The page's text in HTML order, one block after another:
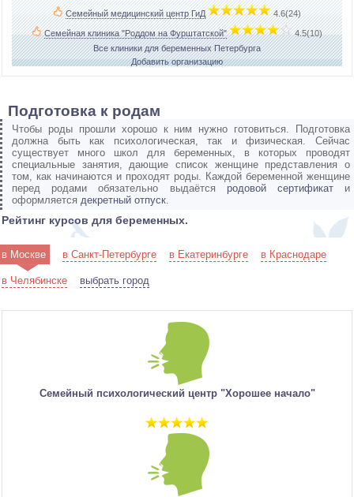
Семейный медицинский центр ГиД­ 4.6(24)
Семейная клиника "Роддом на Фурштатской"­
4.5(10)
Все клиники для беременных Петербурга
Добавить организацию
Подготовка к родам
Чтобы роды прошли хорошо к ним нужно готовиться. Подготовка
должна быть как психологическая, так и физическая. Сейчас
существует много школ для беременных, в которых проводят
специальные занятия, дающие список женщине представления о
том, как начинаются и проходят роды. Каждой беременной женщине
перед родами обязательно выдаётся родовой сертификати
оформляется декретный отпуск
Рейтинг курсов для беременных.
в Москве в Санкт-Петербурге в Екатеринбурге в Краснодаре
в Челябинске выбрать город
Семейный психологический центр "Хорошее начало"